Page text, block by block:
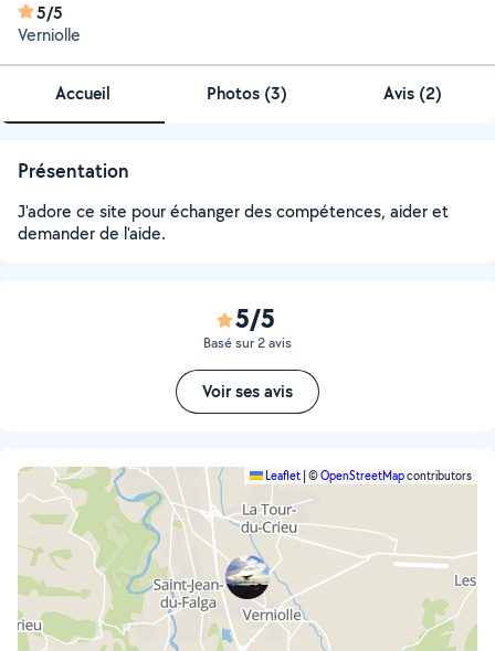
5/5
Verniolle
Accueil Photos (3) Avis (2)
Présentation
J'adore ce site pour échanger des compétences, aider et
demander de l'aide.
5/5
Basé sur 2 avis
Voir ses avis
Leaflet ©OpenStreetMapcontributors